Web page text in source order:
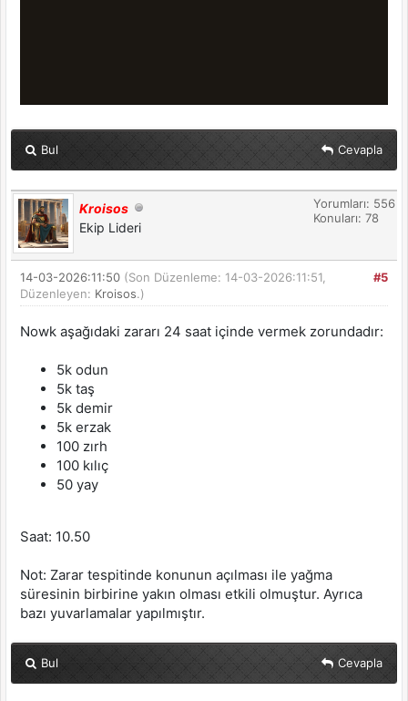
Bul Cevapla
Kroisos
Ekip Lideri
Yorumları: 556
Konuları: 78
#5
14-03-2026:11:50 (Son Düzenleme: 14-03-2026:11:51,
Düzenleyen: Kroisos.)
Nowk aşağıdaki zararı 24 saat içinde vermek zorundadır:
5k odun
5k taş
5k demir
5k erzak
100 zırh
100 kılıç
50 yay
Saat: 10.50
Not: Zarar tespitinde konunun açılması ile yağma
süresinin birbirine yakın olması etkili olmuştur. Ayrıca
bazı yuvarlamalar yapılmıştır.
Bul Cevapla